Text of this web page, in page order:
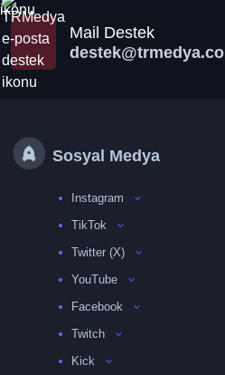
Mail Destek
destek@trmedya.co
Sosyal Medya
Instagram
TikTok
Twitter (X)
YouTube
Facebook
Twitch
Kick